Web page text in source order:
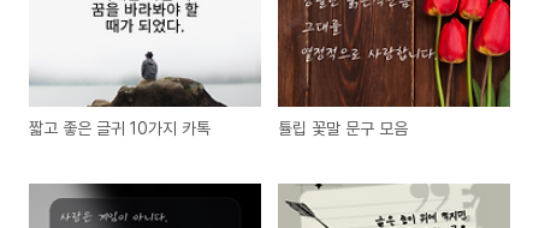
짧고 좋은 글귀 10가지 카톡 튤립 꽃말 문구 모음